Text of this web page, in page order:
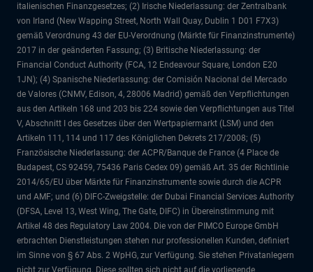
italienischen Finanzgesetzes; (2) Irische Niederlassung: der Zentralbank
von Irland (New Wapping Street, North Wall Quay, Dublin 1 D01 F7X3)
gemäß Verordnung 43 der EU-Verordnung (Märkte für Finanzinstrumente)
2017 in der geänderten Fassung; (3) Britische Niederlassung: der
Financial Conduct Authority (FCA, 12 Endeavour Square, London E20
1JN); (4) Spanische Niederlassung: der Comisión Nacional del Mercado
de Valores (CNMV, Edison, 4, 28006 Madrid) gemäß den Verpflichtungen
aus den Artikeln 168 und 203 bis 224 sowie den Verpflichtungen aus Titel
V, Abschnitt I des Gesetzes über den Wertpapiermarkt (LSM) und den
Artikeln 111, 114 und 117 des Königlichen Dekrets 217/2008; (5)
Französische Niederlassung: der ACPR/Banque de France (4 Place de
Budapest, CS 92459, 75436 Paris Cedex 09) gemäß Art. 35 der Richtlinie
2014/65/EU über Märkte für Finanzinstrumente sowie durch die ACPR
und AMF; und (6) DIFC-Zweigstelle: der Dubai Financial Services Authority
(DFSA, Level 13, West Wing, The Gate, DIFC) in Übereinstimmung mit
Artikel 48 des Regulatory Law 2004. Die von der PIMCO Europe GmbH
erbrachten Dienstleistungen stehen nur professionellen Kunden, definiert
im Sinne von § 67 Abs. 2 WpHG, zur Verfügung. Sie stehen Privatanlegern
nicht zur Verfügung. Diese sollten sich nicht auf die vorliegende